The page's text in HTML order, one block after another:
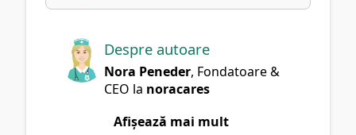
Despre autoare
Nora Peneder, Fondatoare &
CEO la noracares
Afișează mai mult